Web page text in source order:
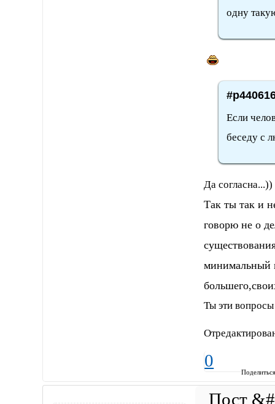
одну
Если
беседу с
Да согласна...))
Так ты так и
говорю не о
минимальный
Ты эти
0